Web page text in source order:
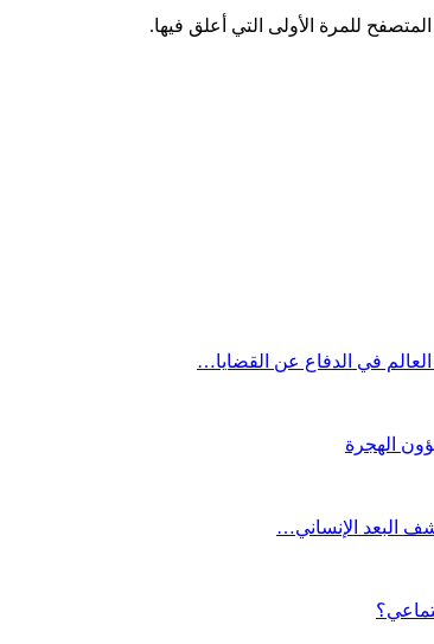
للمرة الأولى التي أعلق فيها.
العالم في الدفاع عن القضايا…
الهجرة
البعد الإنساني…